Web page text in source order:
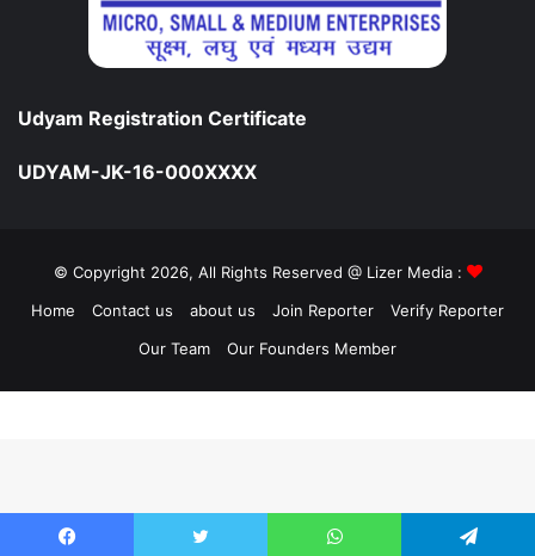
Udyam Registration Certificate
UDYAM-JK-16-000XXXX
© Copyright 2026, All Rights Reserved @ Lizer Media :
Home
Contact us about us Join Reporter
Verify Reporter
Our Team
Our Founders Member